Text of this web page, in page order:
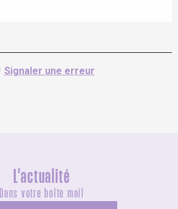
Signaler une erreur
L'actualité
Dans votre boîte mail